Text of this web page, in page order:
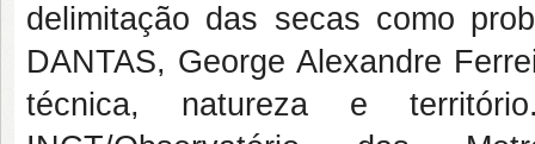
delimitação das secas como
DANTAS, George Alexandre
técnica, natureza e